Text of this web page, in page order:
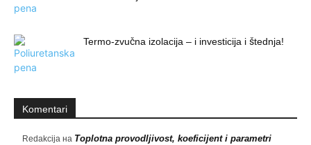
Termo-zvučna izolacija – i investicija i štednja!
Komentari
Redakcija на Toplotna provodljivost, koeficijent i parametri